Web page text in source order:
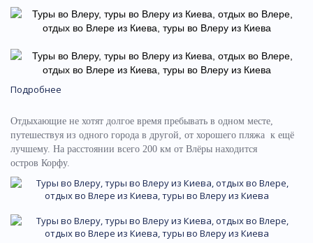
Подробнее
Отдыхающие не хотят долгое время пребывать в одном месте,
путешествуя из одного города в другой, от хорошего пляжа к ещё
лучшему. На расстоянии всего 200 км от Влёры находится
остров Корфу.